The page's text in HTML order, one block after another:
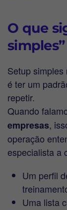
O que
Setup simples
é ter um
repetir.
Quando
empresas,
operação
especialista a
Um perfil
Uma lista